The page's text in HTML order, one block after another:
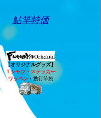
鮎竿特価
【オリジナルグッズ】
Ｔシャツ・ステッカー
ワッペン・携行竿袋